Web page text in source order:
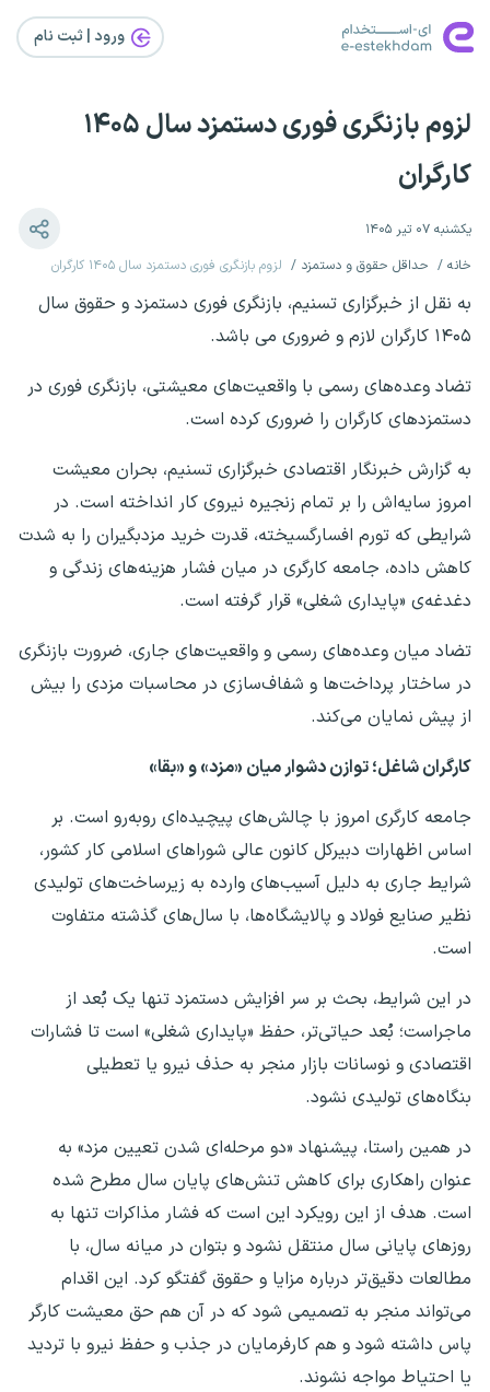
ورود | ثبت‌ نام
لزوم بازنگری فوری دستمزد سال ۱۴۰۵
کارگران
یکشنبه ۰۷ تیر ۱۴۰۵
خانه
حداقل حقوق و دستمزد لزوم بازنگری فوری دستمزد سال ۱۴۰۵ کارگران
به نقل از خبرگزاری تسنیم، بازنگری فوری دستمزد و حقوق سال
۱۴۰۵ کارگران لازم و ضروری می باشد.
تضاد وعده‌های رسمی با واقعیت‌های معیشتی، بازنگری فوری در
دستمزدهای کارگران را ضروری کرده است.
به گزارش خبرنگار اقتصادی خبرگزاری تسنیم، بحران معیشت
امروز سایه‌اش را بر تمام زنجیره نیروی کار انداخته است. در
شرایطی که تورم افسارگسیخته، قدرت خرید مزدبگیران را به شدت
کاهش داده، جامعه کارگری در میان فشار هزینه‌های زندگی و
دغدغه‌ی «پایداری شغلی» قرار گرفته است.
تضاد میان وعده‌های رسمی و واقعیت‌های جاری، ضرورت بازنگری
در ساختار پرداخت‌ها و شفاف‌سازی در محاسبات مزدی را بیش
از پیش نمایان می‌کند.
کارگران شاغل؛ توازن دشوار میان «مزد» و «بقا»
جامعه کارگری امروز با چالش‌های پیچیده‌ای رو‌به‌رو است. بر
اساس اظهارات دبیرکل کانون عالی شوراهای اسلامی کار کشور،
شرایط جاری به دلیل آسیب‌های وارده به زیرساخت‌های تولیدی
نظیر صنایع فولاد و پالایشگاه‌ها، با سال‌های گذشته متفاوت
است.
در این شرایط، بحث بر سر افزایش دستمزد تنها یک بُعد از
ماجراست؛ بُعد حیاتی‌تر، حفظ «پایداری شغلی» است تا فشارات
اقتصادی و نوسانات بازار منجر به حذف نیرو یا تعطیلی
بنگاه‌های تولیدی نشود.
در همین راستا، پیشنهاد «دو مرحله‌ای شدن تعیین مزد» به
عنوان راهکاری برای کاهش تنش‌های پایان سال مطرح شده
است. هدف از این رویکرد این است که فشار مذاکرات تنها به
روزهای پایانی سال منتقل نشود و بتوان در میانه سال، با
مطالعات دقیق‌تر درباره مزایا و حقوق گفتگو کرد. این اقدام
می‌تواند منجر به تصمیمی شود که در آن هم حق معیشت کارگر
پاس داشته شود و هم کارفرمایان در جذب و حفظ نیرو با تردید
یا احتیاط مواجه نشوند.